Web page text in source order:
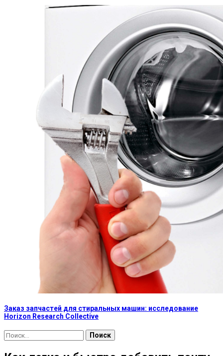
Заказ запчастей для стиральных машин: исследование
Horizon Research Collective
Найти: